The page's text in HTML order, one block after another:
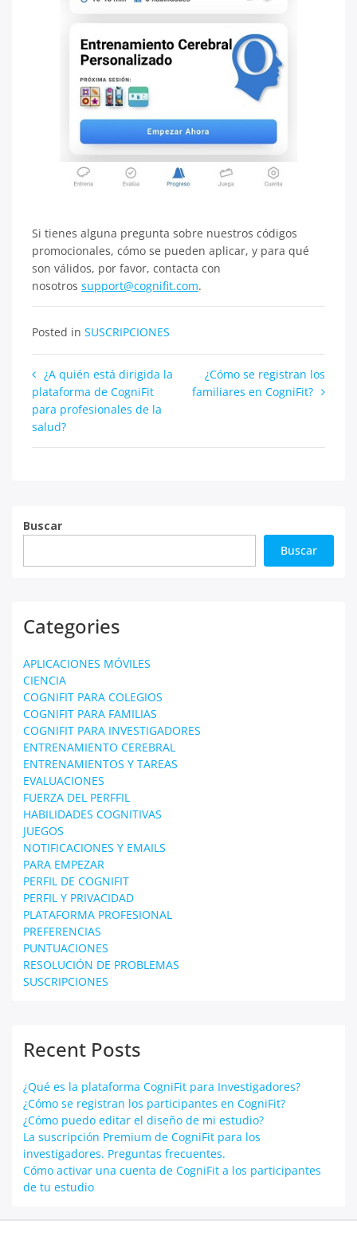
Si tienes alguna pregunta sobre nuestros códigos
promocionales, cómo se pueden aplicar, y para qué
son válidos, por favor, contacta con
nosotros support@cognifit.com.
Posted in SUSCRIPCIONES
Navegación
de
entradas
¿A quién está dirigida la
plataforma de CogniFit
para profesionales de la
salud?
¿Cómo se registran los
familiares en CogniFit?
Buscar
Buscar
Categories
APLICACIONES MÓVILES
CIENCIA
COGNIFIT PARA COLEGIOS
COGNIFIT PARA FAMILIAS
COGNIFIT PARA INVESTIGADORES
ENTRENAMIENTO CEREBRAL
ENTRENAMIENTOS Y TAREAS
EVALUACIONES
FUERZA DEL PERFFIL
HABILIDADES COGNITIVAS
JUEGOS
NOTIFICACIONES Y EMAILS
PARA EMPEZAR
PERFIL DE COGNIFIT
PERFIL Y PRIVACIDAD
PLATAFORMA PROFESIONAL
PREFERENCIAS
PUNTUACIONES
RESOLUCIÓN DE PROBLEMAS
SUSCRIPCIONES
Recent Posts
¿Qué es la plataforma CogniFit para Investigadores?
¿Cómo se registran los participantes en CogniFit?
¿Cómo puedo editar el diseño de mi estudio?
La suscripción Premium de CogniFit para los
investigadores. Preguntas frecuentes.
Cómo activar una cuenta de CogniFit a los participantes
de tu estudio